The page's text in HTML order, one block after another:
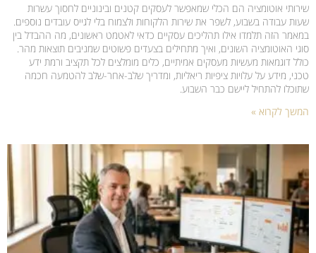
שירותי אוטומציה הם הכלי שמאפשר לעסקים קטנים ובינוניים לחסוך עשרות
שעות עבודה בשבוע, לשפר את שירות הלקוחות ולצמוח בלי לגייס עובדים נוספים.
במאמר הזה תלמדו אילו תהליכים עסקיים כדאי לאטמט ראשונים, מה ההבדל בין
סוגי האוטומציה השונים, ואיך מתחילים בצעדים פשוטים שמניבים תוצאות מהר.
כולל דוגמאות מעשיות מעסקים אמיתיים, כלים מומלצים לכל תקציב ורמת ידע
טכני, מידע על עלויות ציפיות ריאליות, ומדריך שלב-אחר-שלב להטמעה חכמה
שתוכלו להתחיל ליישם כבר השבוע.
המשך לקרוא »